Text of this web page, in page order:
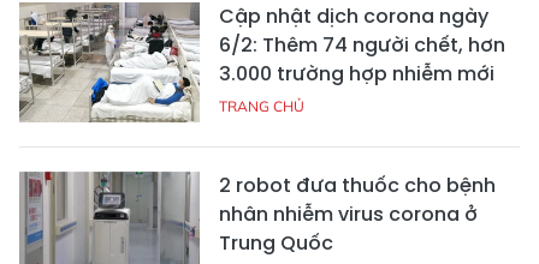
Cập nhật dịch corona ngày
6/2: Thêm 74 người chết, hơn
3.000 trường hợp nhiễm mới
TRANG CHỦ
2 robot đưa thuốc cho bệnh
nhân nhiễm virus corona ở
Trung Quốc